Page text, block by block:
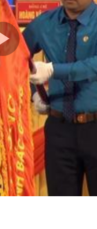
Play
Video